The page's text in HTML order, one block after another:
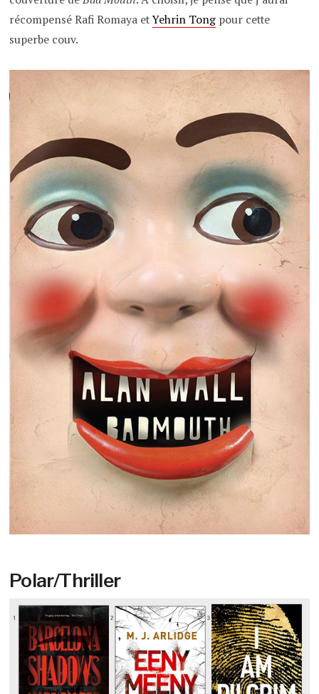
récompensé Rafi Romaya etYehrin Tong pour cette
superbe couv.
Polar/Thriller